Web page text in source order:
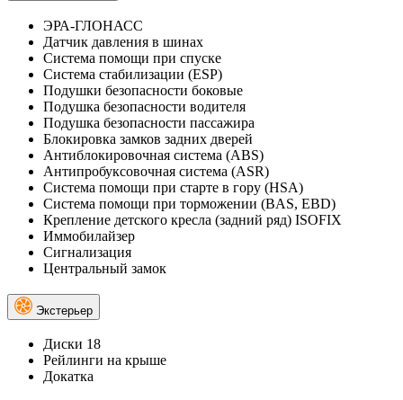
ЭРА-ГЛОНАСС
Датчик давления в шинах
Система помощи при спуске
Система стабилизации (ESP)
Подушки безопасности боковые
Подушка безопасности водителя
Подушка безопасности пассажира
Блокировка замков задних дверей
Антиблокировочная система (ABS)
Антипробуксовочная система (ASR)
Система помощи при старте в гору (HSA)
Система помощи при торможении (BAS, EBD)
Крепление детского кресла (задний ряд) ISOFIX
Иммобилайзер
Сигнализация
Центральный замок
Экстерьер
Диски 18
Рейлинги на крыше
Докатка